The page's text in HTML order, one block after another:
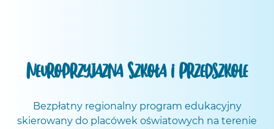
Neuroprzyjazna Szkoła i Przedszkole
Bezpłatny regionalny program edukacyjny
skierowany do placówek oświatowych na terenie